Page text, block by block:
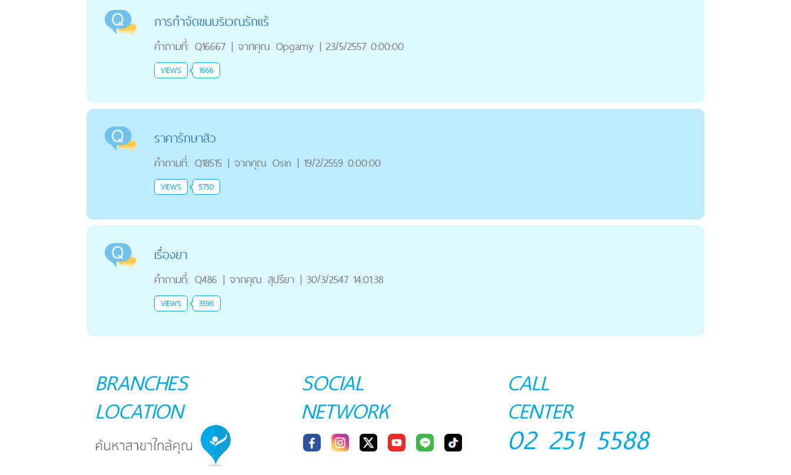
การกำจัดขนบริเวณรักแร้
คำถามที่: Q16667 | จากคุณ Opgamy | 23/5/2557 0:00:00
VIEWS 1666
ราคารักษาสิว
คำถามที่: Q18515 | จากคุณ Osin | 19/2/2559 0:00:00
VIEWS 5750
เรื่องยา
คำถามที่: Q486 | จากคุณ สุปรียา | 30/3/2547 14:01:38
VIEWS 3596
BRANCHES
LOCATION
SOCIAL
NETWORK
CALL
CENTER
02 251 5588